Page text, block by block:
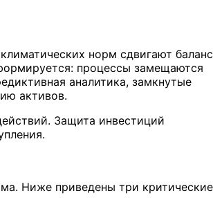
норм сдвигают баланс
процессы замещаются
аналитика, замкнутые
активов.
Защита инвестиций
Ниже приведены три критические